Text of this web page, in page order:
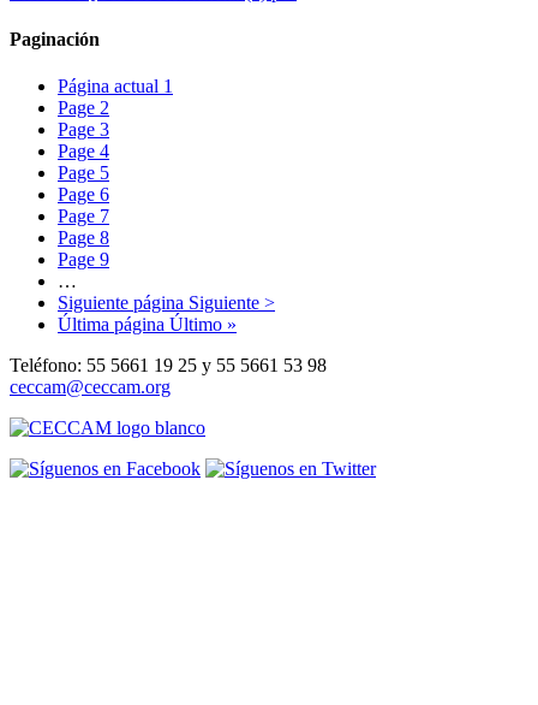
Paginación
Página actual 1
Page 2
Page 3
Page 4
Page 5
Page 6
Page 7
Page 8
Page 9
…
Siguiente página Siguiente >
Última página Último »
Teléfono: 55 5661 19 25 y 55 5661 53 98
ceccam@ceccam.org